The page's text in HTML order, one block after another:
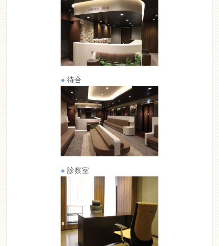
● 待合
● 診察室